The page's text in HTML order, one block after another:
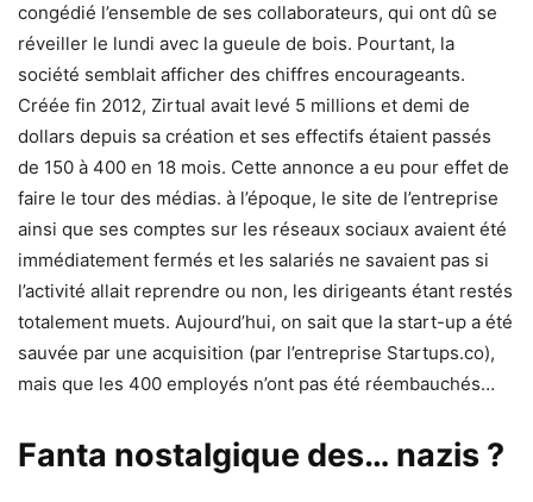
congédié l’ensemble de ses collaborateurs, qui ont dû se
réveiller le lundi avec la gueule de bois. Pourtant, la
société semblait afficher des chiffres encourageants.
Créée fin 2012, Zirtual avait levé 5 millions et demi de
dollars depuis sa création et ses effectifs étaient passés
de 150 à 400 en 18 mois. Cette annonce a eu pour effet de
faire le tour des médias. à l’époque, le site de l’entreprise
ainsi que ses comptes sur les réseaux sociaux avaient été
immédiatement fermés et les salariés ne savaient pas si
l’activité allait reprendre ou non, les dirigeants étant restés
totalement muets. Aujourd’hui, on sait que la start-up a été
sauvée par une acquisition (par l’entreprise Startups.co),
mais que les 400 employés n’ont pas été réembauchés…
Fanta nostalgique des… nazis ?